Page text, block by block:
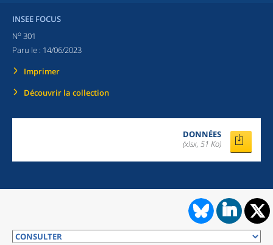
INSEE FOCUS
No 301
Paru le : 14/06/2023
Imprimer
Découvrir la collection
DONNÉES
(xlsx, 51 Ko)